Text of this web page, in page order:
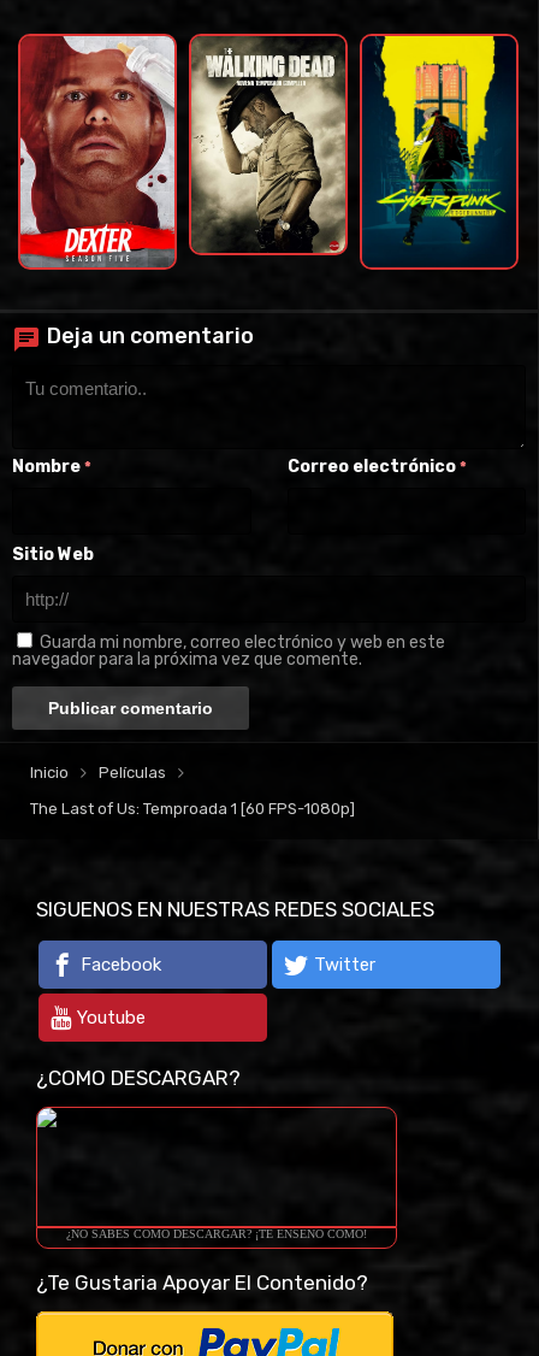
Deja un comentario
Nombre * Correo electrónico *
Sitio Web
Guarda mi nombre, correo electrónico y web en este
navegador para la próxima vez que comente.
Inicio
Películas
The Last of Us: Temproada 1 [60 FPS-1080p]
SIGUENOS EN NUESTRAS REDES SOCIALES
Facebook Twitter
Youtube
¿COMO DESCARGAR?
¿NO SABES COMO DESCARGAR? ¡TE ENSEÑO COMO!
¿Te Gustaria Apoyar El Contenido?